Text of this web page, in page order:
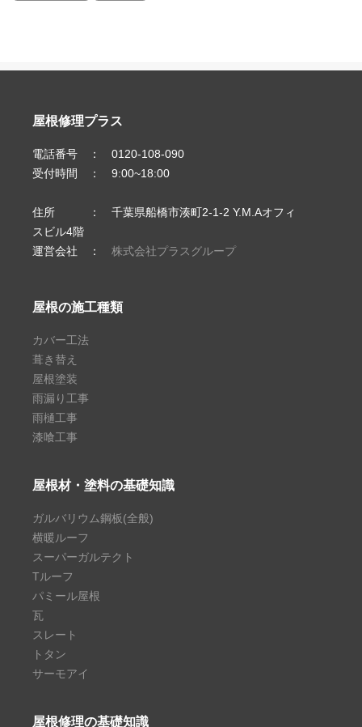
屋根修理プラス
電話番号 ： 0120-108-090
受付時間 ： 9:00~18:00
住所 ： 千葉県船橋市湊町2-1-2 Y.M.Aオフィ
スビル4階
運営会社 ： 株式会社プラスグループ
屋根の施工種類
カバー工法
葺き替え
屋根塗装
雨漏り工事
雨樋工事
漆喰工事
屋根材・塗料の基礎知識
ガルバリウム鋼板(全般)
横暖ルーフ
スーパーガルテクト
Tルーフ
パミール屋根
瓦
スレート
トタン
サーモアイ
屋根修理の基礎知識